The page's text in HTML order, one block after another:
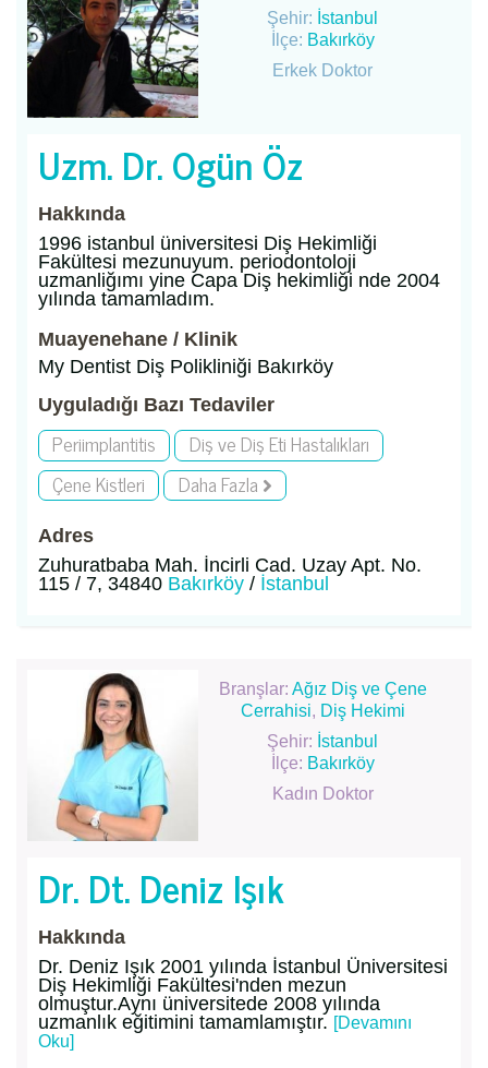
Şehir: İstanbul
İlçe: Bakırköy
Erkek Doktor
Uzm. Dr. Ogün Öz
Hakkında
1996 istanbul üniversitesi Diş Hekimliği
Fakültesi mezunuyum. periodontoloji
uzmanliğımı yine Capa Diş hekimliği nde 2004
yılında tamamladım.
Muayenehane / Klinik
My Dentist Diş Polikliniği Bakırköy
Uyguladığı Bazı Tedaviler
Periimplantitis
Diş ve Diş Eti Hastalıkları
Çene Kistleri
Daha Fazla
Adres
Zuhuratbaba Mah. İncirli Cad. Uzay Apt. No.
115 / 7, 34840 Bakırköy / İstanbul
Branşlar: Ağız Diş ve Çene
Cerrahisi, Diş Hekimi
Şehir: İstanbul
İlçe: Bakırköy
Kadın Doktor
Dr. Dt. Deniz Işık
Hakkında
Dr. Deniz Işık 2001 yılında İstanbul Üniversitesi
Diş Hekimliği Fakültesi'nden mezun
olmuştur.Aynı üniversitede 2008 yılında
uzmanlık eğitimini tamamlamıştır. [Devamını
Oku]